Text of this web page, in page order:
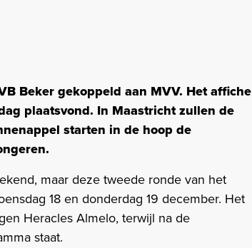
Beker gekoppeld aan MVV. Het affiche
plaatsvond. In Maastricht zullen de
starten in de hoop de
maar deze tweede ronde van het
18 en donderdag 19 december. Het
Heracles Almelo, terwijl na de
staat.